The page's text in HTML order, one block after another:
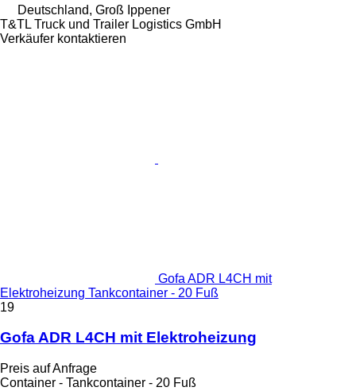
Deutschland, Groß Ippener
T&TL Truck und Trailer Logistics GmbH
Verkäufer kontaktieren
Gofa ADR L4CH mit
Elektroheizung Tankcontainer - 20 Fuß
19
Gofa ADR L4CH mit Elektroheizung
Preis auf Anfrage
Container - Tankcontainer - 20 Fuß